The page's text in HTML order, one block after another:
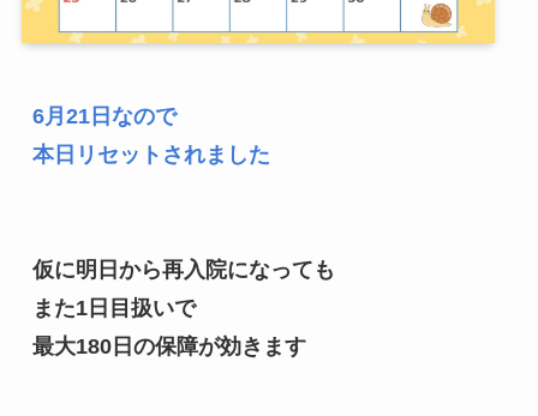
6月21日なので
本日リセットされました
仮に明日から再入院になっても
また1日目扱いで
最大180日の保障が効きます